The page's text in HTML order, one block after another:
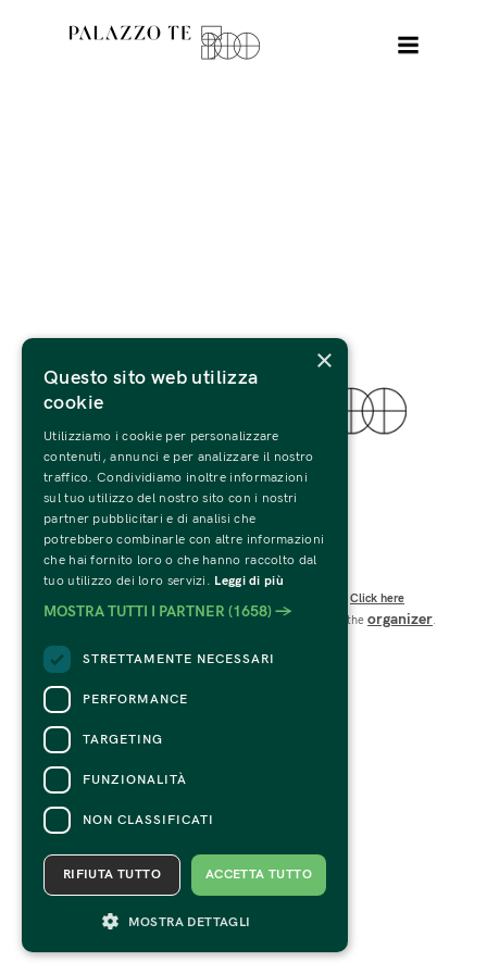
© 2022 Fondazione Palazzo Te
Tutti i Diritti Riservati
C.F. e P.IVA 01594270207
Codice SDI: USAL8PV
Viale Te n.19 – 46100 Mantova
CONTACTS
Click here
For information on the program and the event, contact the organizer.
×
Questo sito web utilizza
cookie
Utilizziamo i cookie per personalizzare
contenuti, annunci e per analizzare il nostro
traffico. Condividiamo inoltre informazioni
sul tuo utilizzo del nostro sito con i nostri
partner pubblicitari e di analisi che
potrebbero combinarle con altre informazioni
che hai fornito loro o che hanno raccolto dal
tuo utilizzo dei loro servizi. Leggi di più
MOSTRA TUTTI I PARTNER (1658) →
STRETTAMENTE NECESSARI
PERFORMANCE
TARGETING
FUNZIONALITÀ
NON CLASSIFICATI
ACCETTA TUTTO
RIFIUTA TUTTO
MOSTRA DETTAGLI